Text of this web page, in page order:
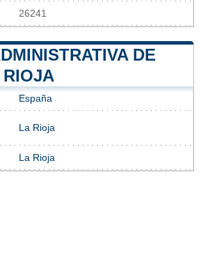
26241
DE
España
La Rioja
La Rioja